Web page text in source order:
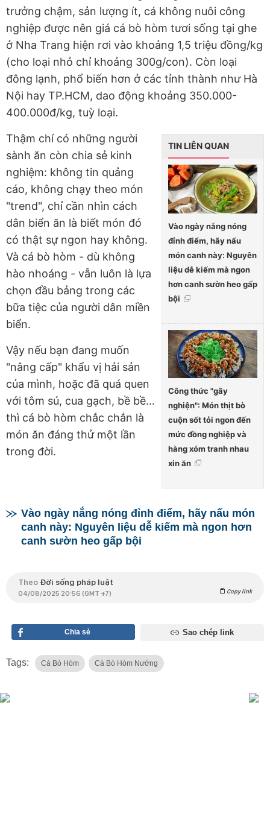
trưởng chậm, sản lượng ít, cá không nuôi công
nghiệp được nên giá cá bò hòm tươi sống tại ghe
ở Nha Trang hiện rơi vào khoảng 1,5 triệu đồng/kg
(cho loại nhỏ chỉ khoảng 300g/con). Còn loại
đông lạnh, phổ biến hơn ở các tỉnh thành như Hà
Nội hay TP.HCM, dao động khoảng 350.000-
400.000đ/kg, tuỳ loại.
TIN LIÊN QUAN
Vào ngày nắng nóng
đỉnh điểm, hãy nấu
món canh này: Nguyên
liệu dễ kiếm mà ngon
hơn canh sườn heo gấp
bội
Công thức "gây
nghiện": Món thịt bò
cuộn sốt tỏi ngon đến
mức đồng nghiệp và
hàng xóm tranh nhau
xin ăn
Thậm chí có những người
sành ăn còn chia sẻ kinh
nghiệm: không tin quảng
cáo, không chạy theo món
"trend", chỉ cần nhìn cách
dân biển ăn là biết món đó
có thật sự ngon hay không.
Và cá bò hòm - dù không
hào nhoáng - vẫn luôn là lựa
chọn đầu bảng trong các
bữa tiệc của người dân miền
biển.
Vậy nếu bạn đang muốn
"nâng cấp" khẩu vị hải sản
của mình, hoặc đã quá quen
với tôm sú, cua gạch, bề bề…
thì cá bò hòm chắc chắn là
món ăn đáng thử một lần
trong đời.
Vào ngày nắng nóng đỉnh điểm, hãy nấu món
canh này: Nguyên liệu dễ kiếm mà ngon hơn
canh sườn heo gấp bội
Theo Đời sống pháp luật
04/08/2025 20:56 (GMT +7) Copy link
Chia sẻ Sao chép link
Tags: Cá Bò Hòm Cá Bò Hòm Nướng